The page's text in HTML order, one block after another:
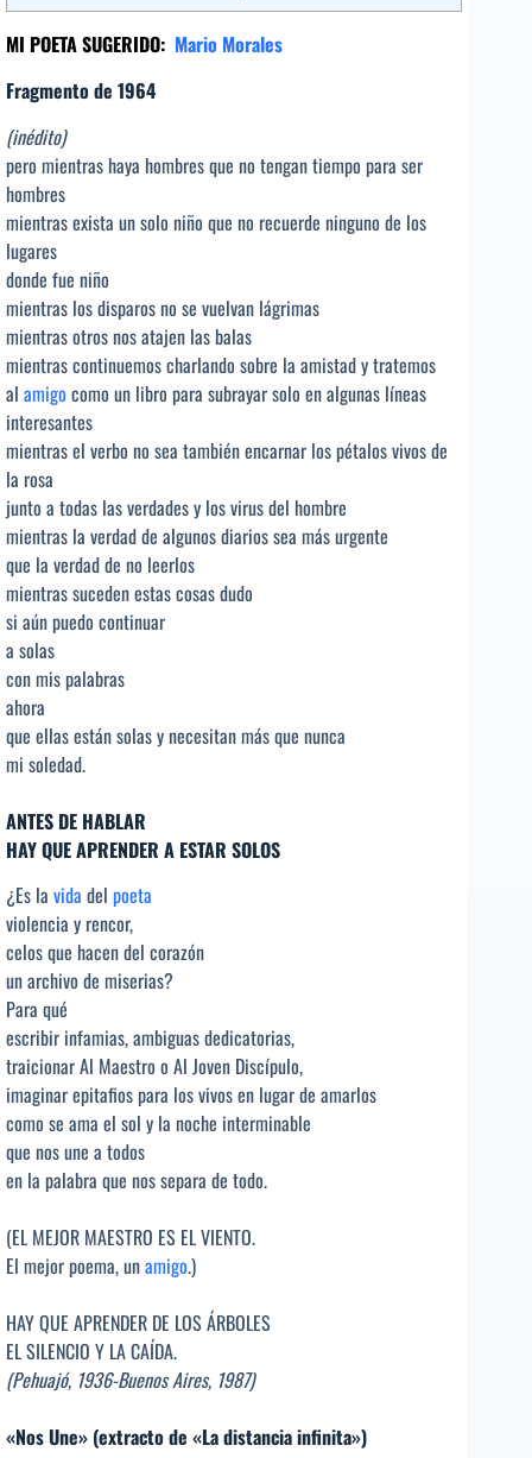
MI POETA SUGERIDO: Mario Morales
Fragmento de 1964
(inédito)
pero mientras haya hombres que no tengan tiempo para ser
hombres
mientras exista un solo niño que no recuerde ninguno de los
lugares
donde fue niño
mientras los disparos no se vuelvan lágrimas
mientras otros nos atajen las balas
mientras continuemos charlando sobre la amistad y tratemos
al amigo como un libro para subrayar solo en algunas líneas
interesantes
mientras el verbo no sea también encarnar los pétalos vivos de
la rosa
junto a todas las verdades y los virus del hombre
mientras la verdad de algunos diarios sea más urgente
que la verdad de no leerlos
mientras suceden estas cosas dudo
si aún puedo continuar
a solas
con mis palabras
ahora
que ellas están solas y necesitan más que nunca
mi soledad.
ANTES DE HABLAR
HAY QUE APRENDER A ESTAR SOLOS
¿Es la vida del poeta
violencia y rencor,
celos que hacen del corazón
un archivo de miserias?
Para qué
escribir infamias, ambiguas dedicatorias,
traicionar Al Maestro o Al Joven Discípulo,
imaginar epitafios para los vivos en lugar de amarlos
como se ama el sol y la noche interminable
que nos une a todos
en la palabra que nos separa de todo.
(EL MEJOR MAESTRO ES EL VIENTO.
El mejor poema, unamigo.)
HAY QUE APRENDER DE LOS ÁRBOLES
EL SILENCIO Y LA CAÍDA.
(Pehuajó, 1936-Buenos Aires, 1987)
«Nos Une» (extracto de «La distancia infinita»)